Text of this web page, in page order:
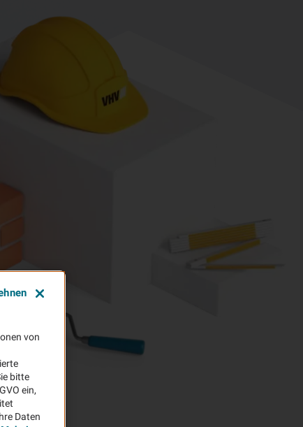
von
bitte
ein,
Daten